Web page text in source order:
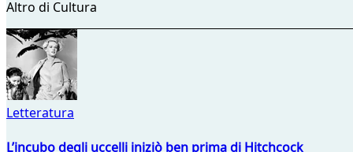
Altro di Cultura
Letteratura
L’incubo degli uccelli iniziò ben prima di Hitchcock